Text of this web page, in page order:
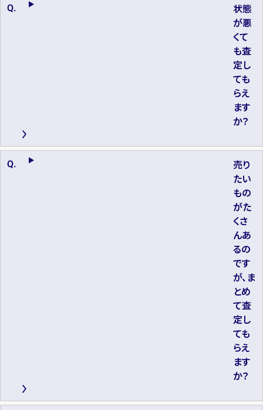
状態
が悪
くて
も査
定し
ても
らえ
ます
か？
売り
たい
もの
がた
くさ
んあ
るの
です
が、ま
とめ
て査
定し
ても
らえ
ます
か？